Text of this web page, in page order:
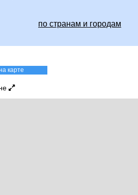
по странам и городам
карте